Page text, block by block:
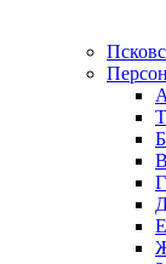
А
T
Б
В
Г
Е